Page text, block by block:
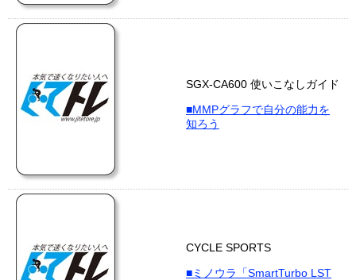
SGX-CA600 使いこなしガイド
■MMPグラフで自分の能力を
知ろう
CYCLE SPORTS
■ミノウラ「SmartTurbo LST